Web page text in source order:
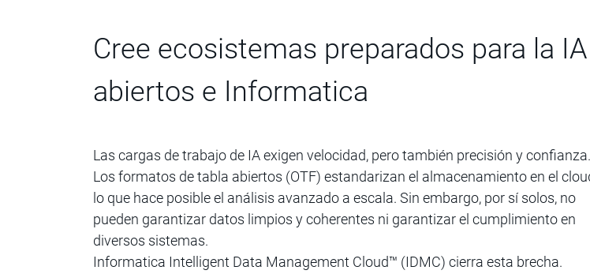
Cree ecosistemas preparados para la
abiertos e Informatica
Las cargas de trabajo de IA exigen velocidad, pero también precisión y confianza.
Los formatos de tabla abiertos (OTF) estandarizan el almacenamiento en el
lo que hace posible el análisis avanzado a escala. Sin embargo, por sí solos, no
pueden garantizar datos limpios y coherentes ni garantizar el cumplimiento en
diversos sistemas.
Informatica Intelligent Data Management Cloud™ (IDMC) cierra esta brecha.